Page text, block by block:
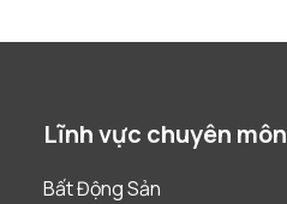
Lĩnh vực chuyên môn
Bất Động Sản